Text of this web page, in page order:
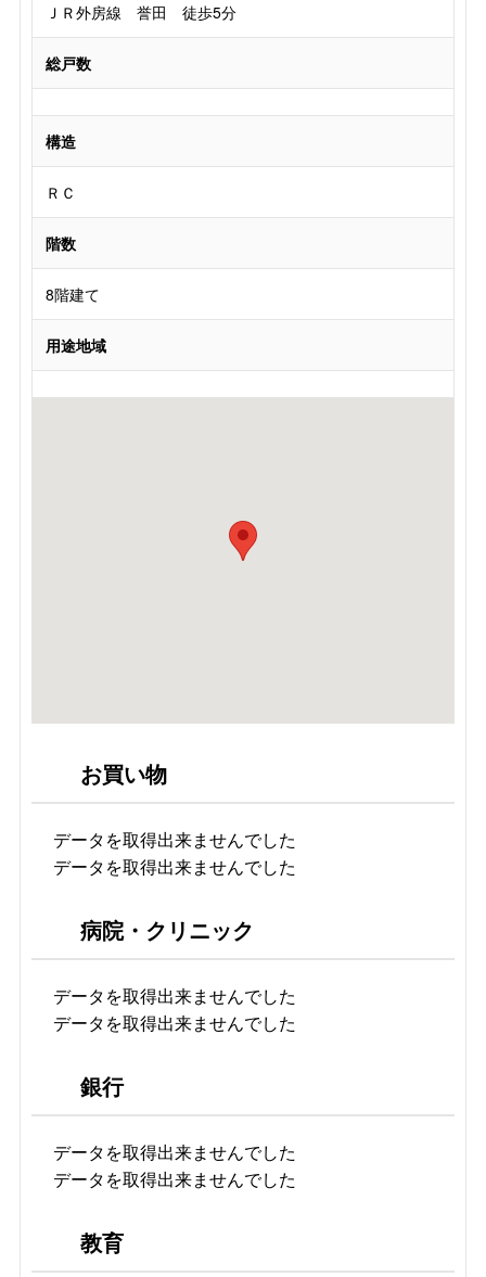
ＪＲ外房線 誉田 徒歩5分
総戸数
構造
ＲＣ
階数
8階建て
用途地域
お買い物
データを取得出来ませんでした
データを取得出来ませんでした
病院・クリニック
データを取得出来ませんでした
データを取得出来ませんでした
銀行
データを取得出来ませんでした
データを取得出来ませんでした
教育